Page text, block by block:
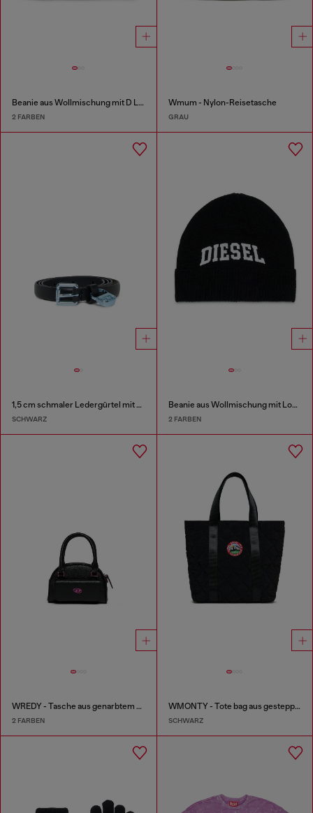
Beanie aus Wollmischung mit D Logo Patch
2 FARBEN
Wmum - Nylon-Reisetasche
GRAU
1,5 cm schmaler Ledergürtel mit Metallschnalle und Anhänger
SCHWARZ
Beanie aus Wollmischung mit Logo
2 FARBEN
WREDY - Tasche aus genarbtem beschichtetem Gewebe
2 FARBEN
WMONTY - Tote bag aus gestepptem Nylon
SCHWARZ